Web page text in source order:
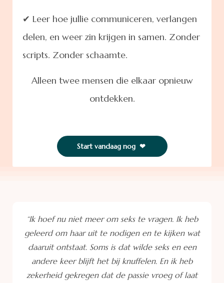
✔ Leer hoe jullie communiceren, verlangen
delen, en weer zin krijgen in samen. Zonder
scripts. Zonder schaamte.
Alleen twee mensen die elkaar opnieuw
ontdekken.
Start vandaag nog ❤
“Ik hoef nu niet meer om seks te vragen. Ik heb
geleerd om haar uit te nodigen en te kijken wat
daaruit ontstaat. Soms is dat wilde seks en een
andere keer blijft het bij knuffelen. En ik heb
zekerheid gekregen dat de passie vroeg of laat